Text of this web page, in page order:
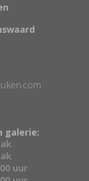
galerie:
uur